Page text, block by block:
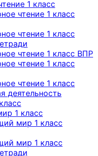
1 класс
чтение 1 класс
чтение 1 класс
чтение 1 класс ВПР
чтение 1 класс
чтение 1 класс
деятельность
1 класс
мир 1 класс
мир 1 класс